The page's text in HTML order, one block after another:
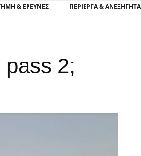
& ΈΡΕΥΝΕΣ ΠΕΡΊΕΡΓΑ & ΑΝΕΞΉΓΗΤΑ
pass 2;